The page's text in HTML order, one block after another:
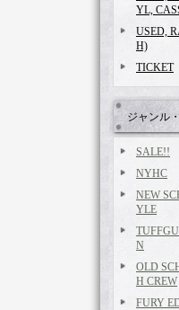
YL,
USED,
H)
TICKET
ジャンル
SALE!!
NYHC
NEW
YLE
N
OLD
H CREW
FURY